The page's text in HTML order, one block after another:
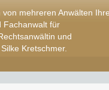
mehreren Anwälten Ihre
Fachanwalt für
und
Kretschmer.